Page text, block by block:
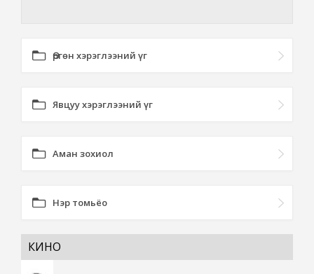
Өргөн хэрэглээний үг
Явцуу хэрэглээний үг
Аман зохиол
Нэр томьёо
КИНО